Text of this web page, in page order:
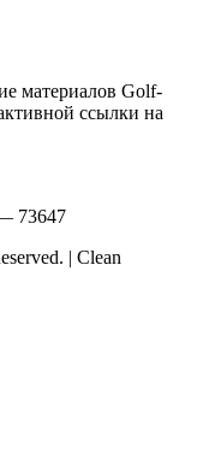
материалов Golf-
ссылки на
73647
| Clean